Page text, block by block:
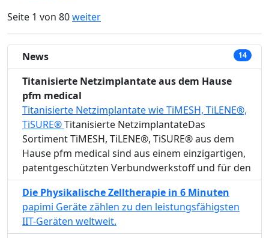
Seite 1 von 80weiter
News 14
Titanisierte Netzimplantate aus dem Hause
pfm medical
Titanisierte Netzimplantate wie TiMESH, TiLENE®,
TiSURE®Titanisierte NetzimplantateDas
Sortiment TiMESH, TiLENE®, TiSURE® aus dem
Hause pfm medical sind aus einem einzigartigen,
patentgeschützten Verbundwerkstoff und für den
Die Physikalische Zelltherapie in 6 Minuten
papimi Geräte zählen zu den leistungsfähigsten
IIT-Geräten weltweit.